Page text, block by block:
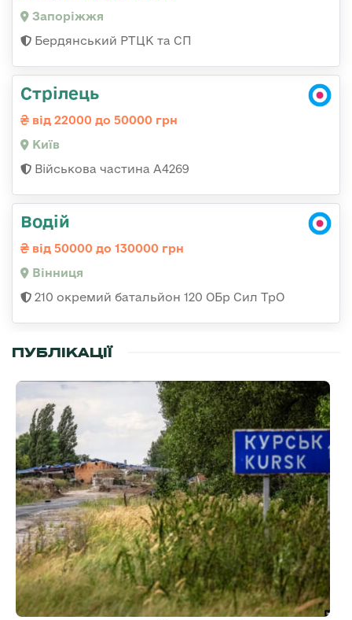
Запоріжжя
Бердянський РТЦК та СП
Стрілець
від 22000 до 50000 грн
Київ
Військова частина А4269
Водій
від 50000 до 130000 грн
Вінниця
210 окремий батальйон 120 ОБр Сил ТрО
ПУБЛІКАЦІЇ